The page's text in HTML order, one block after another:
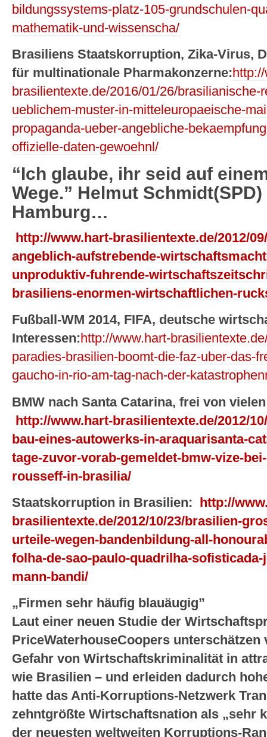
bildungssystems-platz-105-grundschulen-
mathematik-und-wissenscha/
Brasiliens Staatskorruption, Zika-Virus,
für multinationale Pharmakonzerne:
brasilientexte.de/2016/01/26/
ueblichem-muster-in-mitteleuropaeische-
propaganda-ueber-angebliche-
offizielle-daten-gewoehnl/
“Ich glaube, ihr seid auf
Wege.” Helmut
Hamburg…
http://www.hart-brasilientexte.de/2012/
angeblich-aufstrebende-
unproduktiv-fuhrende-
brasiliens-enormen-wirtschaftlichen-
Fußball-WM 2014, FIFA, deutsche
Interessen:http://www.hart-
paradies-brasilien-boomt-die-faz-uber-das-
gaucho-in-rio-am-tag-nach-der-
BMW nach Santa Catarina, frei von
http://www.hart-brasilientexte.de/2012/
bau-eines-autowerks-in-araquarisanta-
tage-zuvor-vorab-gemeldet-bmw-vize-
rousseff-in-brasilia/
Staatskorruption in Brasilien:
http://
brasilientexte.de/2012/10/23/brasilien-
urteile-wegen-bandenbildung-all-
folha-de-sao-paulo-quadrilha-
mann-bandi/
„Firmen sehr häufig blauäugig”
Laut einer neuen Studie der
PriceWaterhouseCoopers unterschätzen
Gefahr von Wirtschaftskriminalität in
wie Brasilien – und erleiden dadurch
hatte das Anti-Korruptions-Netzwerk
zehntgrößte Wirtschaftsnation als „sehr
der neuesten weltweiten Korruptions-